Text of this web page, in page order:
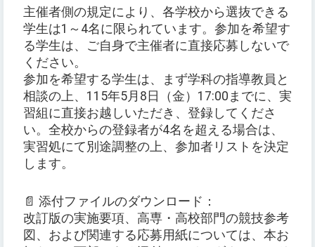
主催者側の規定により、各学校から選抜できる
学生は1～4名に限られています。参加を希望す
る学生は、ご自身で主催者に直接応募しないで
ください。
参加を希望する学生は、まず学科の指導教員と
相談の上、115年5月8日（金）17:00までに、実
習組に直接お越しいただき、登録してくださ
い。全校からの登録者が4名を超える場合は、
実習処にて別途調整の上、参加者リストを決定
します。
📄 添付ファイルのダウンロード：
改訂版の実施要項、高専・高校部門の競技参考
図、および関連する応募用紙については、本お